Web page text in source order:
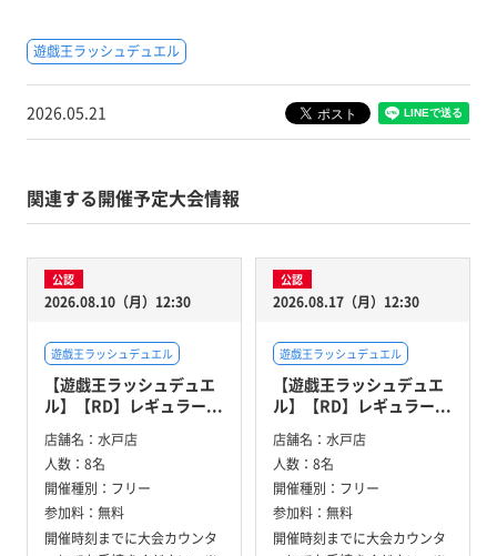
遊戯王ラッシュデュエル
2026.05.21
関連する開催予定大会情報
公認
2026.08.10（月）12:30
遊戯王ラッシュデュエル
【遊戯王ラッシュデュエ
ル】【RD】レギュラー...
店舗名： 水戸店
人数： 8名
開催種別： フリー
参加料： 無料
開催時刻までに大会カウンタ
公認
2026.08.17（月）12:30
遊戯王ラッシュデュエル
【遊戯王ラッシュデュエ
ル】【RD】レギュラー...
店舗名： 水戸店
人数： 8名
開催種別： フリー
参加料： 無料
開催時刻までに大会カウンタ